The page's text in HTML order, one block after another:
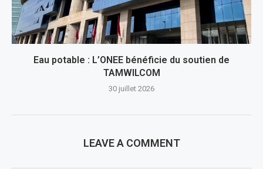
Eau potable : L’ONEE bénéficie du soutien de
TAMWILCOM
30 juillet 2026
LEAVE A COMMENT